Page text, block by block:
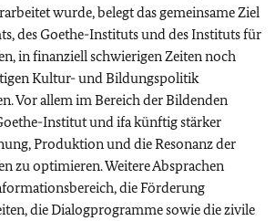
wurde, belegt das gemeinsame Ziel
des Goethe-Instituts und des Instituts für
in finanziell schwierigen Zeiten noch
Kultur- und Bildungspolitik
Vor allem im Bereich der Bildenden
Institut und ifa künftig stärker
Produktion und die Resonanz der
zu optimieren. Weitere Absprachen
die Förderung
die Dialogprogramme sowie die zivile